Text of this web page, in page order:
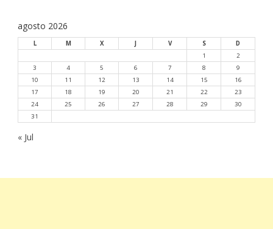
agosto 2026
L M X V S
D
1
2
3
4 5 6 7 8
9
10
11 12 13 14 15
16
17
18 19 20 21 22
23
24
25 26 27 28 29
30
31
« Jul